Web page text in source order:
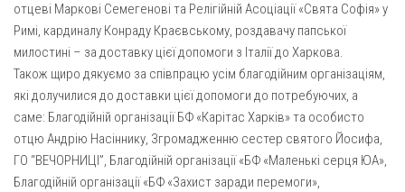
отцеві Маркові Семегенові та Релігійній Асоціації «Свята Софія» у
Римі, кардиналу Конраду Краєвському, роздавачу папської
милостині – за доставку цієї допомоги з Італії до Харкова.
Також щиро дякуємо за співпрацю усім благодійним організаціям,
які долучилися до доставки цієї допомоги до потребуючих, а
саме: Благодійній організації БФ «Карітас Харків» та особисто
отцю Андрію Насіннику, Згромадженню сестер святого Йосифа,
ГО “ВЕЧОРНИЦІ”, Благодійній організації «БФ «Маленькі серця ЮА»,
Благодійній організації «БФ «Захист заради перемоги»,